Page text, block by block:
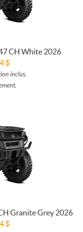
CH White 2026
$
inclus.
Granite Grey 2026
$